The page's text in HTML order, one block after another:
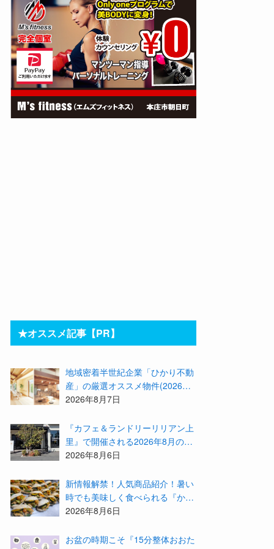
★オススメ記事【PR】
地域密着半世紀企業「ひかり不動
産」の厳選オススメ物件(2026年8
月)をご紹介！参加費無料『”木の
受付中！
2026年8月7日
『カフェ＆ランドリーリリアン上
里』で開催される2026年8月のイ
ベント等をまとめてご紹介！
2026年8月6日
新情報解禁！人気商品紹介！暑い
時でも美味しく食べられる『かず
みんち』の身体に優しい天然酵母
2026年8月6日
お盆の時期こそ『15分整体おおた